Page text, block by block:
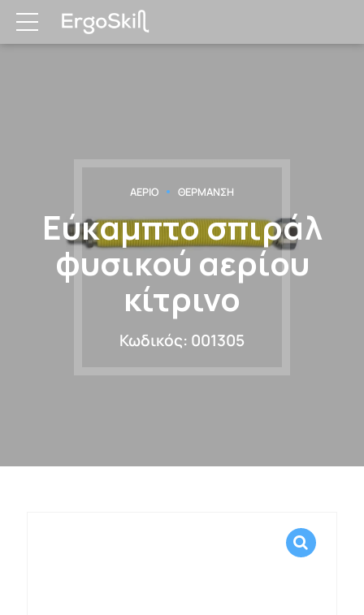
ΑΕΡΙΟ ΘΕΡΜΑΝΣΗ
Εύκαμπτο σπιράλ
φυσικού αερίου
κίτρινο
Κωδικός: 001305